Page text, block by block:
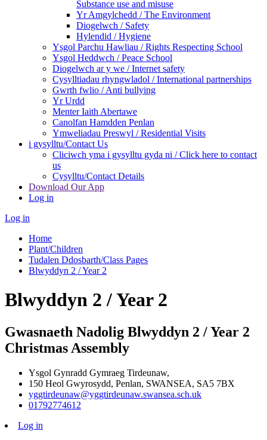
Substance use and misuse
Yr Amgylchedd / The Environment
Diogelwch / Safety
Hylendid / Hygiene
Ysgol Parchu Hawliau / Rights Respecting School
Ysgol Heddwch / Peace School
Diogelwch ar y we / Internet safety
Cysylltiadau rhyngwladol / International partnerships
Gwrth fwlio / Anti bullying
Yr Urdd
Menter Iaith Abertawe
Canolfan Hamdden Penlan
Ymweliadau Preswyl / Residential Visits
i gysylltu/Contact Us
Cliciwch yma i gysylltu gyda ni / Click here to contact
us
Cysylltu/Contact Details
Download Our App
Log in
Log in
Home
Plant/Children
Tudalen Ddosbarth/Class Pages
Blwyddyn 2 / Year 2
Blwyddyn 2 / Year 2
Gwasnaeth Nadolig Blwyddyn 2 / Year 2
Christmas Assembly
Ysgol Gynradd Gymraeg Tirdeunaw,
150 Heol Gwyrosydd, Penlan, SWANSEA, SA5 7BX
yggtirdeunaw@yggtirdeunaw.swansea.sch.uk
01792774612
Log in